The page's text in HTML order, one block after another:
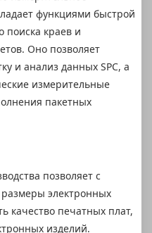
функциями быстрой
поиска краев и
Оно позволяет
и анализ данных SPC, а
измерительные
пакетных
позволяет с
электронных
качество печатных плат,
изделий.